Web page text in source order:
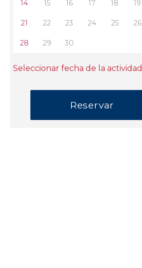
14 15 16 17 18 19
21 22 23 24 25 26
28 29 30
Seleccionar fecha de la actividad